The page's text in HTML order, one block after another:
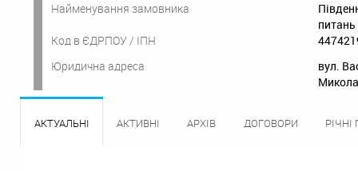
Найменування замовника
питань
Код в ЄДРПОУ / ІПН
Юридична адреса
вул.
АКТУАЛЬНІ АКТИВНІ АРХІВ ДОГОВОРИ